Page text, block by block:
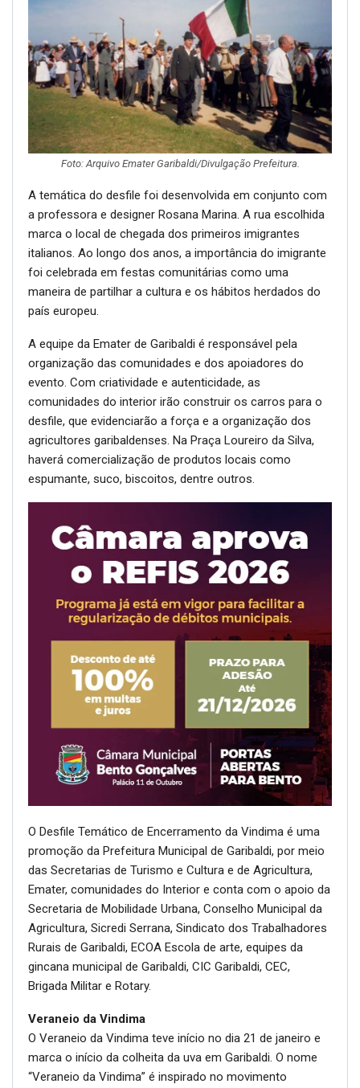
Foto:Arquivo Emater Garibaldi/Divulgação Prefeitura.
A temática do desfile foi desenvolvida em conjunto com
a professora e designer Rosana Marina. A rua escolhida
marca o local de chegada dos primeiros imigrantes
italianos. Ao longo dos anos, a importância do imigrante
foi celebrada em festas comunitárias como uma
maneira de partilhar a cultura e os hábitos herdados do
país europeu.
A equipe da Emater de Garibaldi é responsável pela
organização das comunidades e dos apoiadores do
evento. Com criatividade e autenticidade, as
comunidades do interior irão construir os carros para o
desfile, que evidenciarão a força e a organização dos
agricultores garibaldenses. Na Praça Loureiro da Silva,
haverá comercialização de produtos locais como
espumante, suco, biscoitos, dentre outros.
O Desfile Temático de Encerramento da Vindima é uma
promoção da Prefeitura Municipal de Garibaldi, por meio
das Secretarias de Turismo e Cultura e de Agricultura,
Emater, comunidades do Interior e conta com o apoio da
Secretaria de Mobilidade Urbana, Conselho Municipal da
Agricultura, Sicredi Serrana, Sindicato dos Trabalhadores
Rurais de Garibaldi, ECOA Escola de arte, equipes da
gincana municipal de Garibaldi, CIC Garibaldi, CEC,
Brigada Militar e Rotary.
Veraneio da Vindima
O Veraneio da Vindima teve início no dia 21 de janeiro e
marca o início da colheita da uva em Garibaldi. O nome
“Veraneio da Vindima” é inspirado no movimento